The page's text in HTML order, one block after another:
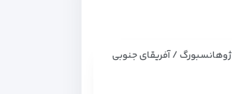
ژوهانسبورگ / آفریقای جنوبی